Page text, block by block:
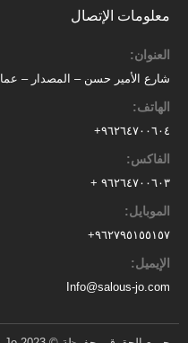
معلومات الإتصال
العنوان:
شارع الأمير حسن – المصدار –
الهاتف:
٩٦٢٦٤٧٠٠٦٠٤+
الفاكس:
٩٦٢٦٤٧٠٠٦٠٣ +
الموبايل:
٩٦٢٧٩٥١٥٥١٥٧+
الإيميل:
Info@salous-jo.com